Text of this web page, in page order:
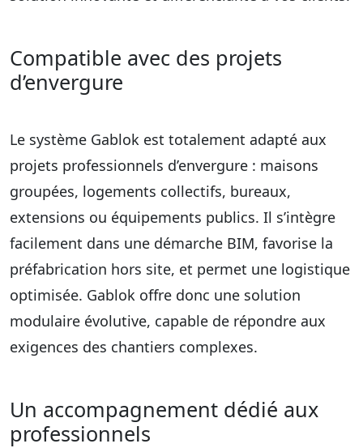
Compatible avec des projets
d’envergure
Le système Gablok est totalement adapté aux
projets professionnels d’envergure : maisons
groupées, logements collectifs, bureaux,
extensions ou équipements publics. Il s’intègre
facilement dans une démarche BIM, favorise la
préfabrication hors site, et permet une logistique
optimisée. Gablok offre donc une solution
modulaire évolutive, capable de répondre aux
exigences des chantiers complexes.
Un accompagnement dédié aux
professionnels